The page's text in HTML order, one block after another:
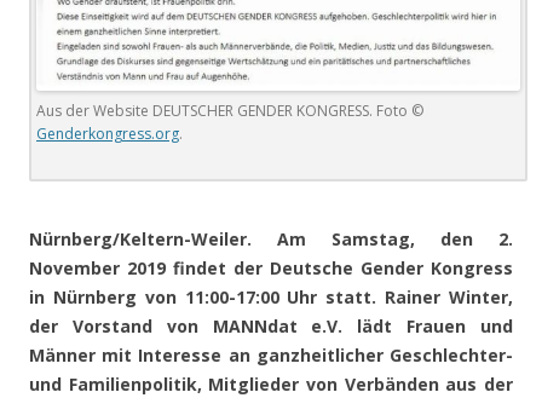
Aus der Website DEUTSCHER GENDER KONGRESS. Foto ©
Genderkongress.org.
Nürnberg/Keltern-Weiler. Am Samstag, den 2.
November 2019 findet der Deutsche Gender Kongress
in Nürnberg von 11:00-17:00 Uhr statt. Rainer Winter,
der Vorstand von MANNdat e.V. lädt Frauen und
Männer mit Interesse an ganzheitlicher Geschlechter-
und Familienpolitik, Mitglieder von Verbänden aus der